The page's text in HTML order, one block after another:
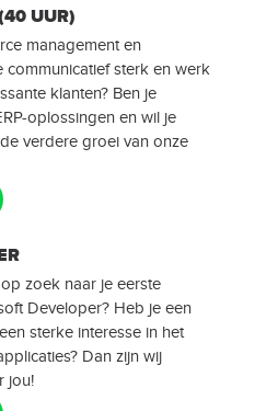
UUR)
management en
communicatief sterk en werk
klanten? Ben je
oplossingen en wil je
verdere groei van onze
zoek naar je eerste
Developer? Heb je een
sterke interesse in het
Dan zijn wij
jou!